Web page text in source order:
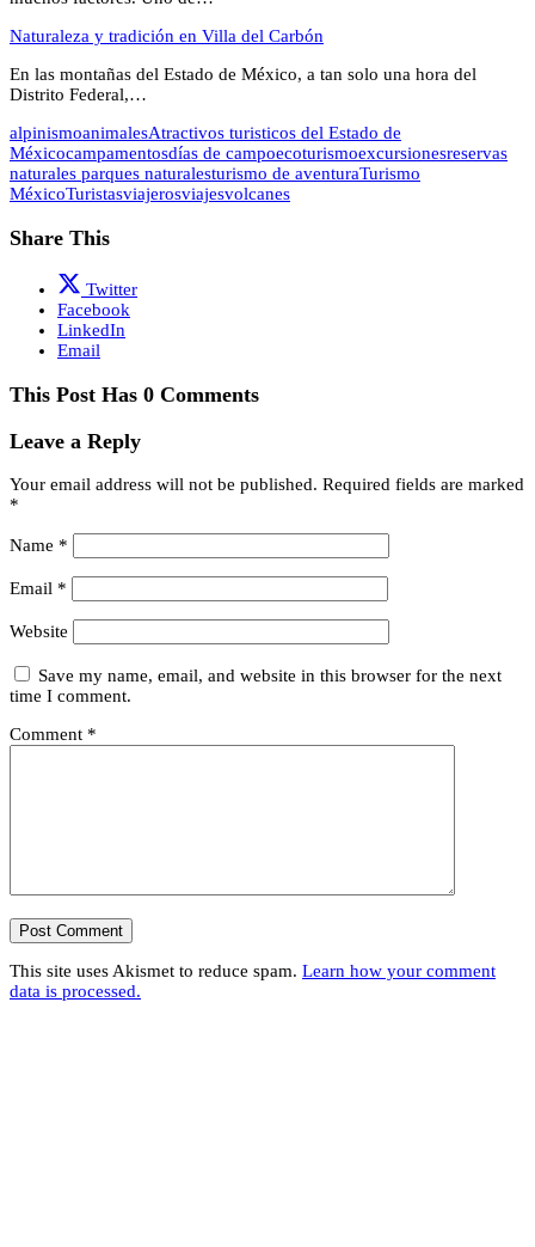
Naturaleza y tradición en Villa del Carbón
En las montañas del Estado de México, a tan solo una hora del
Distrito Federal,…
alpinismoanimalesAtractivos turisticos del Estado de
Méxicocampamentosdías de campoecoturismoexcursionesreservas
naturales parques naturalesturismo de aventuraTurismo
MéxicoTuristasviajerosviajesvolcanes
Share This
Twitter
Facebook
LinkedIn
Email
This Post Has 0 Comments
Leave a Reply
Your email address will not be published. Required fields are marked
*
Name *
Email *
Website
Save my name, email, and website in this browser for the next
time I comment.
Comment *
This site uses Akismet to reduce spam. Learn how your comment
data is processed.